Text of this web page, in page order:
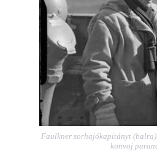
Faulkner sorhajókapitányt
konvoj